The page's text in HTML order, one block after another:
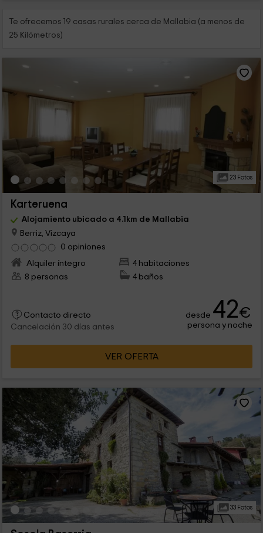
Te ofrecemos 19 casas rurales cerca de Mallabia (a menos de
25 Kilómetros)
23 Fotos
Karteruena
Alojamiento ubicado a 4.1km de Mallabia
Berriz, Vizcaya
0 opiniones
Alquiler íntegro
4 habitaciones
8 personas
4 baños
Contacto directo
Cancelación 30 días antes
desde 42€
persona y noche
VER OFERTA
33 Fotos